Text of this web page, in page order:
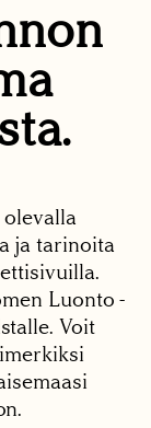
ja tarinoita
Luonto -
Voit